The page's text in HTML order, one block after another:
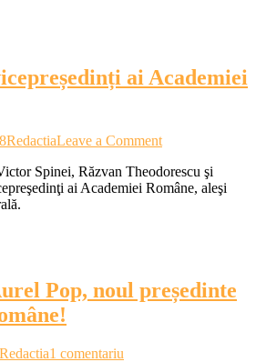
poporul
au
în
ai Academiei
RedactiaLeave a Commenton
sunt
noii
Spinei, Răzvan Theodorescu şi
ai Academiei Române, aleşi
Pop, noul președinte
Redactia1 comentariu